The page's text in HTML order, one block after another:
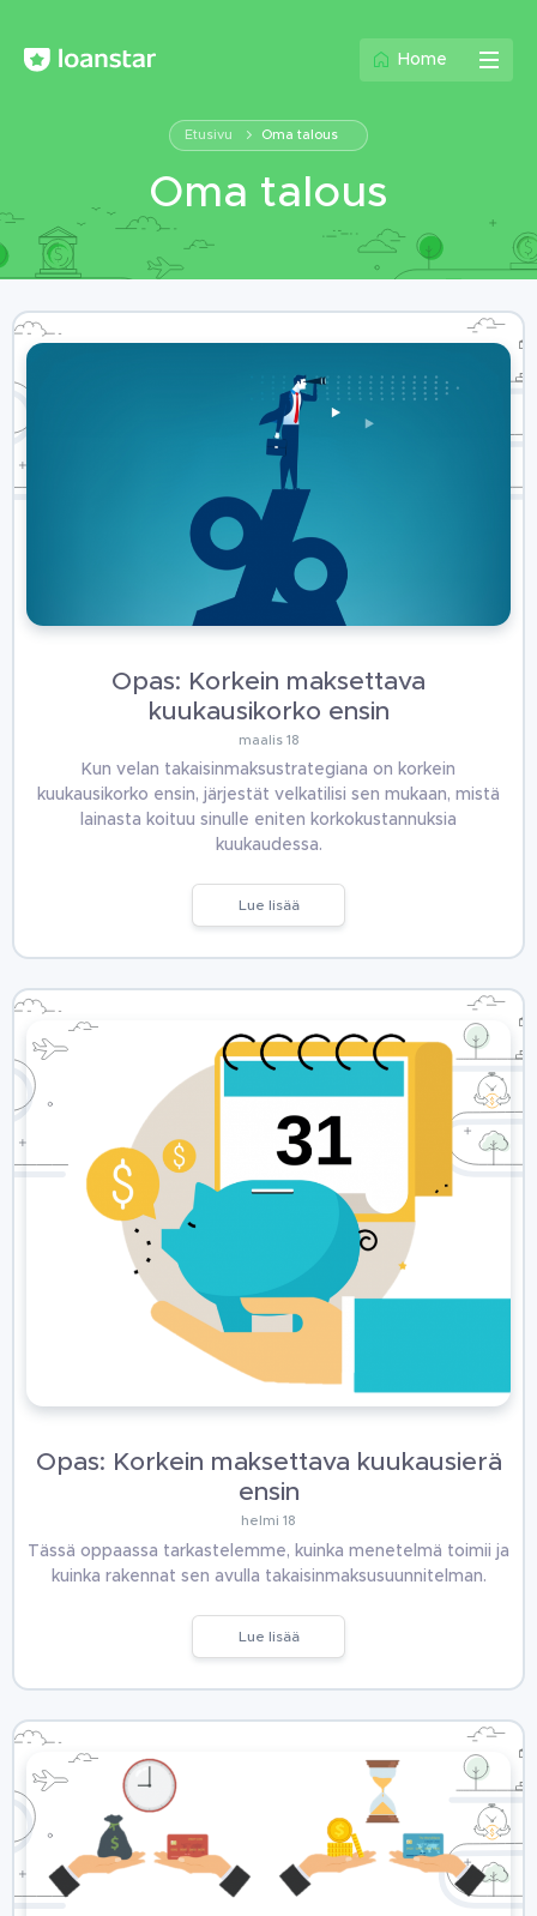
Home
Etusivu Oma talous
Oma talous
Opas: Korkein maksettava
kuukausikorko ensin
maalis 18
Kun velan takaisinmaksustrategiana on korkein
kuukausikorko ensin, järjestät velkatilisi sen mukaan, mistä
lainasta koituu sinulle eniten korkokustannuksia
kuukaudessa.
Lue lisää
Opas: Korkein maksettava kuukausierä
ensin
helmi 18
Tässä oppaassa tarkastelemme, kuinka menetelmä toimii ja
kuinka rakennat sen avulla takaisinmaksusuunnitelman.
Lue lisää